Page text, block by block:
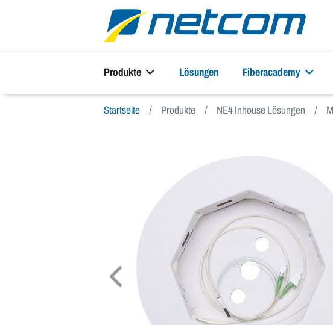
Produkte Lösungen Fiberacademy
Startseite Produkte NE4 Inhouse Lösungen